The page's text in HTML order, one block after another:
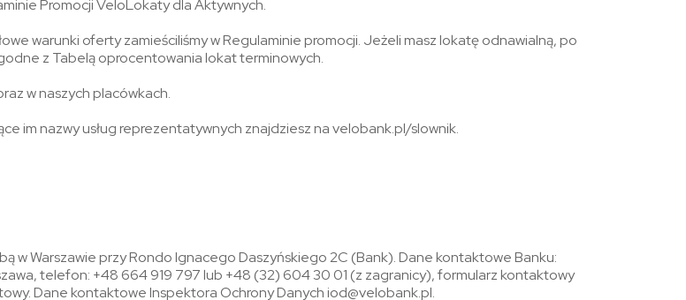
Promocji VeloLokaty dla Aktywnych.
warunki oferty zamieściliśmy w Regulaminie promocji. Jeżeli masz lokatę odnawialną, po
z Tabelą oprocentowania lokat terminowych.
w naszych placówkach.
im nazwy usług reprezentatywnych znajdziesz na velobank.pl/slownik.
w Warszawie przy Rondo Ignacego Daszyńskiego 2C (Bank). Dane kontaktowe Banku:
telefon: +48 664 919 797 lub +48 (32) 604 30 01 (z zagranicy), formularz kontaktowy
Dane kontaktowe Inspektora Ochrony Danych iod@velobank.pl.